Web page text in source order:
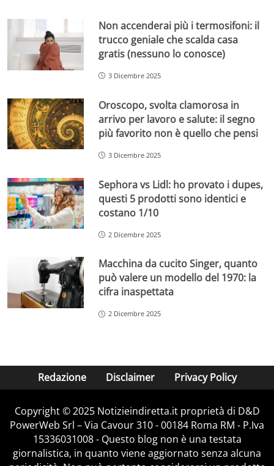
Non accenderai più i termosifoni: il
trucco geniale che scalda casa
gratis (nessuno lo conosce)
3 Dicembre 2025
Oroscopo, svolta clamorosa in
arrivo per lavoro e salute: il segno
più favorito non è quello che pensi
3 Dicembre 2025
Sephora vs Lidl: ho provato i dupes,
questi 5 prodotti sono identici e
costano 1/10
2 Dicembre 2025
Macchina da cucito Singer, quanto
può valere un modello del 1970: la
cifra inaspettata
2 Dicembre 2025
Redazione Disclaimer Privacy Policy
Copyright © 2025 Notizieindiretta.it proprietà di D&D
PowerWeb Srl – Via Cavour 310 - 00184 Roma RM - P.Iva
15336031008 - Questo blog non è una testata
giornalistica, in quanto viene aggiornato senza alcuna